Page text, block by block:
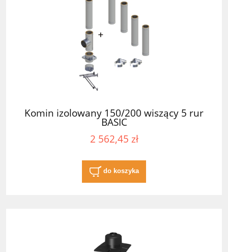
Komin izolowany 150/200 wiszący 5 rur
BASIC
2 562,45 zł
do koszyka